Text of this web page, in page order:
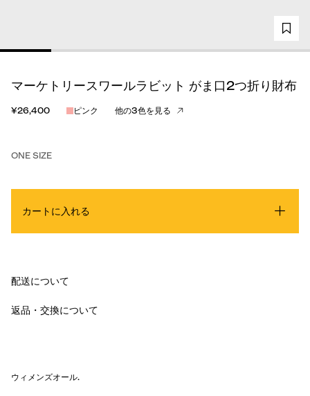
マーケトリースワールラビット がま口2つ折り財布
¥26,400 ピンク 他の3色を見る
ONE SIZE
カートに入れる
配送について
返品・交換について
ウィメンズオール.